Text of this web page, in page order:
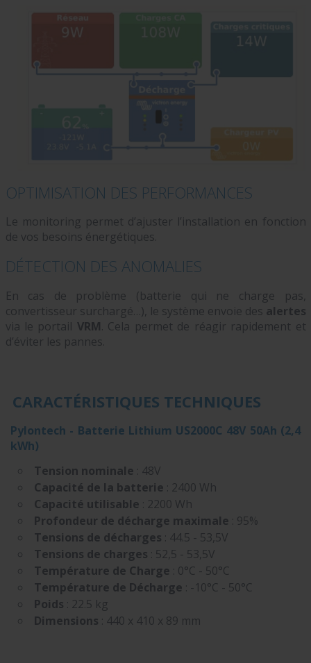
OPTIMISATION DES PERFORMANCES
Le monitoring permet d’ajuster l’installation en fonction
de vos besoins énergétiques.
DÉTECTION DES ANOMALIES
En cas de problème (batterie qui ne charge pas,
convertisseur surchargé…), le système envoie des alertes
via le portail VRM. Cela permet de réagir rapidement et
d’éviter les pannes.
CARACTÉRISTIQUES TECHNIQUES
Pylontech - Batterie Lithium US2000C 48V 50Ah (2,4
kWh)
Tension nominale : 48V
Capacité de la batterie : 2400 Wh
Capacité utilisable : 2200 Wh
Profondeur de décharge maximale : 95%
Tensions de décharges : 44.5 - 53,5V
Tensions de charges : 52,5 - 53,5V
Température de Charge : 0°C - 50°C
Température de Décharge : -10°C - 50°C
Poids : 22.5 kg
Dimensions : 440 x 410 x 89 mm